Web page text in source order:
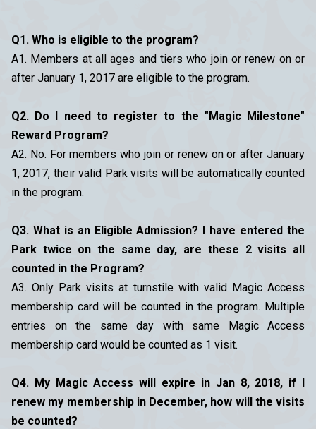
Q1. Who is eligible to the program?
A1. Members at all ages and tiers who join or renew on or
after January 1, 2017 are eligible to the program.
Q2. Do I need to register to the "Magic Milestone"
Reward Program?
A2. No. For members who join or renew on or after January
1, 2017, their valid Park visits will be automatically counted
in the program.
Q3. What is an Eligible Admission? I have entered the
Park twice on the same day, are these 2 visits all
counted in the Program?
A3. Only Park visits at turnstile with valid Magic Access
membership card will be counted in the program. Multiple
entries on the same day with same Magic Access
membership card would be counted as 1 visit.
Q4. My Magic Access will expire in Jan 8, 2018, if I
renew my membership in December, how will the visits
be counted?